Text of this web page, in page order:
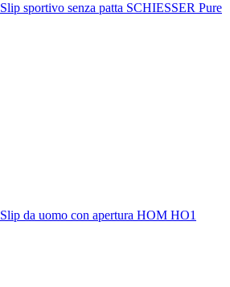
Slip sportivo senza patta SCHIESSER Pure
Slip da uomo con apertura HOM HO1